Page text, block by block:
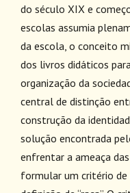
do século XIX e
escolas assumia
da escola, o conceito
dos livros didáticos
organização da
central de distinção
construção da
solução encontrada
enfrentar a ameaça
formular um critério de